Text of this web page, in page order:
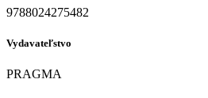
9788024275482
Vydavateľstvo
PRAGMA